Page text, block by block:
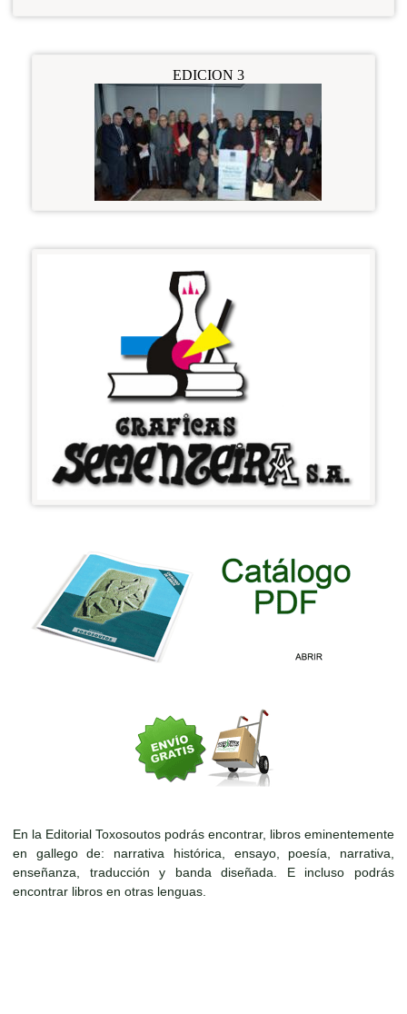
En la Editorial Toxosoutos podrás encontrar, libros eminentemente
en gallego de: narrativa histórica, ensayo, poesía, narrativa,
enseñanza, traducción y banda diseñada. E incluso podrás
encontrar libros en otras lenguas.